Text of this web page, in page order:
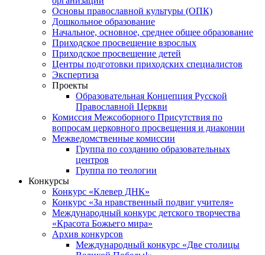
Основы православной культуры (ОПК)
Дошкольное образование
Начальное, основное, среднее общее образование
Приходское просвещение взрослых
Приходское просвещение детей
Центры подготовки приходских специалистов
Экспертиза
Проекты
Образовательная Концепция Русской
Православной Церкви
Комиссия Межсоборного Присутствия по
вопросам церковного просвещения и диаконии
Межведомственные комиссии
Группа по созданию образовательных
центров
Группа по теологии
Конкурсы
Конкурс «Клевер ДНК»
Конкурс «За нравственный подвиг учителя»
Международный конкурс детского творчества
«Красота Божьего мира»
Архив конкурсов
Международный конкурс «Две столицы